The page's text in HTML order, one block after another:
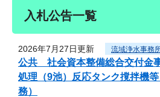
入札公告一覧
2026年7月27日更新 流域浄水事務
公共 社会資本整備総合交付金
処理（9池）反応タンク撹拌機
務）